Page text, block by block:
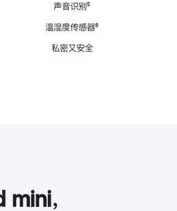
声音识别脚
⁵
温湿度传感器脚
⁶
私密又安全
，